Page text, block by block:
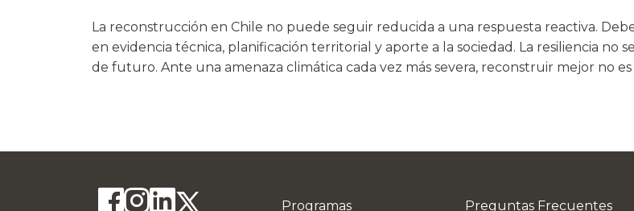
La reconstrucción en Chile no puede seguir reducida a una respuesta reactiva.
en evidencia técnica, planificación territorial y aporte a la sociedad. La resiliencia no
de futuro. Ante una amenaza climática cada vez más severa, reconstruir mejor no
Programas Preguntas Frecuentes